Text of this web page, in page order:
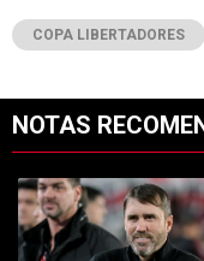
COPA LIBERTADORES
NOTAS
Un artículo de